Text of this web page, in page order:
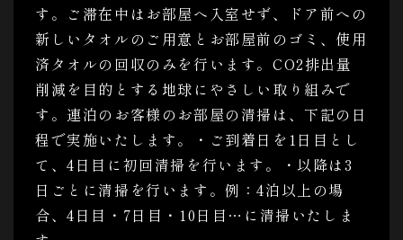
す。ご滞在中はお部屋へ入室せず、ドア前への
新しいタオルのご用意とお部屋前のゴミ、使用
済タオルの回収のみを行います。CO2排出量
削減を目的とする地球にやさしい取り組みで
す。連泊のお客様のお部屋の清掃は、下記の日
程で実施いたします。・ご到着日を1日目とし
て、4日目に初回清掃を行います。・以降は3
日ごとに清掃を行います。例：4泊以上の場
合、4日目・7日目・10日目…に清掃いたしま